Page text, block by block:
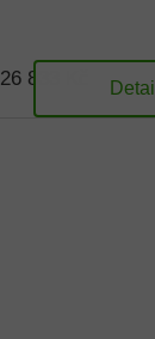
26 833 Kč Detail